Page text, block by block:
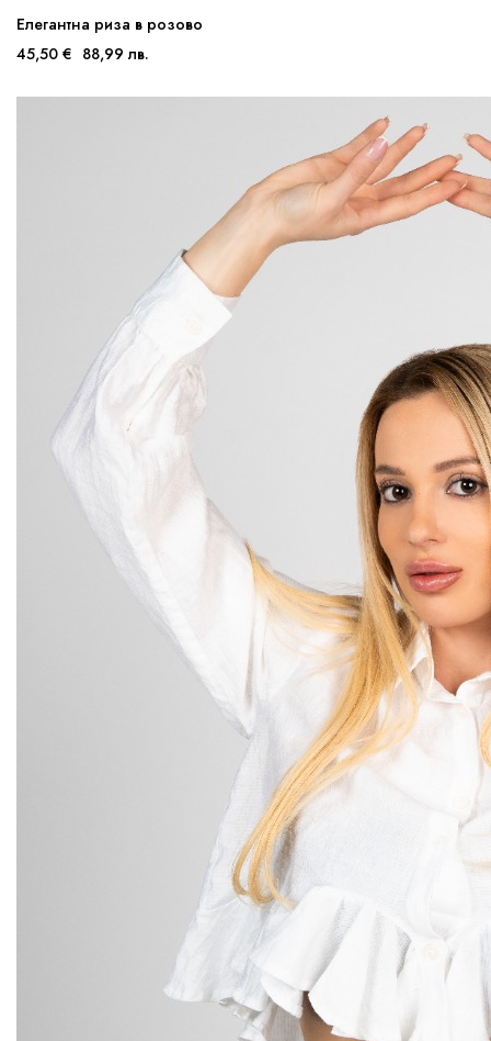
Елегантна риза в розово
45,50 € 88,99 лв.